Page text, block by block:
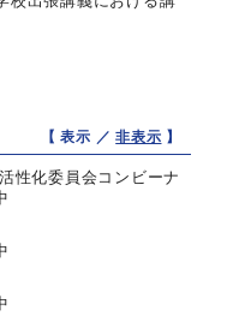
【 表示 ／非表示 】
性化委員会コンビーナ